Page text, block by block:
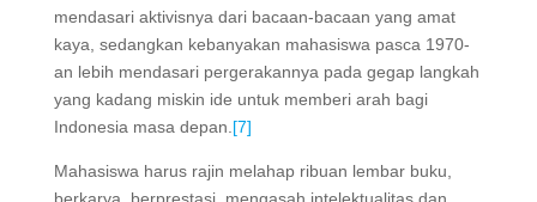
mendasari aktivisnya dari bacaan-bacaan yang amat
kaya, sedangkan kebanyakan mahasiswa pasca 1970-
an lebih mendasari pergerakannya pada gegap langkah
yang kadang miskin ide untuk memberi arah bagi
Indonesia masa depan. [7]
Mahasiswa harus rajin melahap ribuan lembar buku,